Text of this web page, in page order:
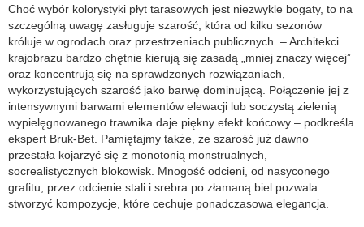
Choć wybór kolorystyki płyt tarasowych jest niezwykle bogaty, to na
szczególną uwagę zasługuje szarość, która od kilku sezonów
króluje w ogrodach oraz przestrzeniach publicznych. – Architekci
krajobrazu bardzo chętnie kierują się zasadą „mniej znaczy więcej”
oraz koncentrują się na sprawdzonych rozwiązaniach,
wykorzystujących szarość jako barwę dominującą. Połączenie jej z
intensywnymi barwami elementów elewacji lub soczystą zielenią
wypielęgnowanego trawnika daje piękny efekt końcowy – podkreśla
ekspert Bruk-Bet. Pamiętajmy także, że szarość już dawno
przestała kojarzyć się z monotonią monstrualnych,
socrealistycznych blokowisk. Mnogość odcieni, od nasyconego
grafitu, przez odcienie stali i srebra po złamaną biel pozwala
stworzyć kompozycje, które cechuje ponadczasowa elegancja.